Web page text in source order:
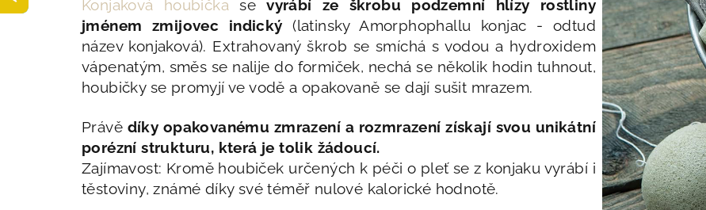
Konjaková houbička sevyrábí ze škrobu podzemní hlízy rostliny
jménem zmijovec indický (latinsky Amorphophallu konjac - odtud
název konjaková). Extrahovaný škrob se smíchá s vodou a hydroxidem
vápenatým, směs se nalije do formiček, nechá se několik hodin tuhnout,
houbičky se promyjí ve vodě a opakovaně se dají sušit mrazem.
Právě díky opakovanému zmrazení a rozmrazení získají svou unikátní
porézní strukturu, která je tolik žádoucí.
Zajímavost: Kromě houbiček určených k péči o pleť se z konjaku vyrábí i
těstoviny, známé díky své téměř nulové kalorické hodnotě.